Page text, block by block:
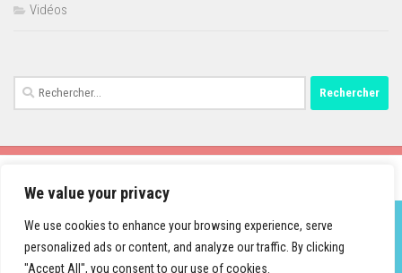
We value your privacy
We use cookies to enhance your browsing experience, serve
personalized ads or content, and analyze our traffic. By clicking
"Accept All", you consent to our use of cookies.
Vidéos
Rechercher :
Fièrement propulsé par - Conçu par